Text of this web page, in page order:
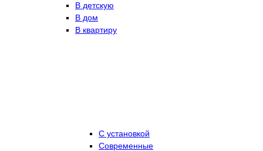
В детскую
В дом
В квартиру
С установкой
Современные